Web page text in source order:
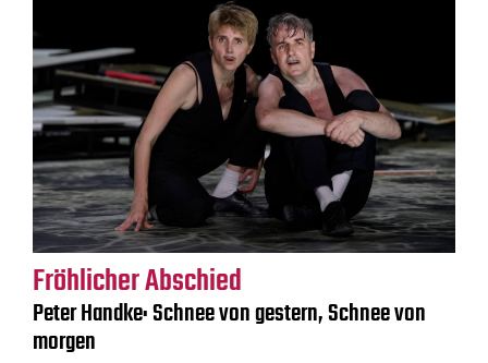
Fröhlicher Abschied
Peter Handke: Schnee von gestern, Schnee von
morgen